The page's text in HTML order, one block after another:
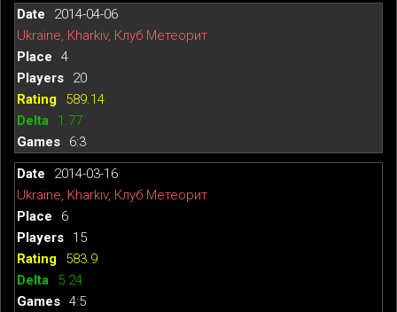
2014-04-06
Ukraine, Kharkiv, Клуб Метеорит
4
20
589.14
1.77
6:3
2014-03-16
Ukraine, Kharkiv, Клуб Метеорит
6
15
583.9
5.24
4:5